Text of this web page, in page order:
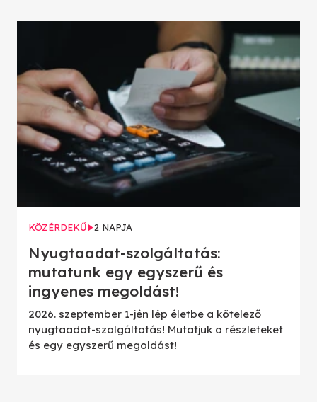
KÖZÉRDEKŰ 2 NAPJA
Nyugtaadat-szolgáltatás:
mutatunk egy egyszerű és
ingyenes megoldást!
2026. szeptember 1-jén lép életbe a kötelező
nyugtaadat-szolgáltatás! Mutatjuk a részleteket
és egy egyszerű megoldást!